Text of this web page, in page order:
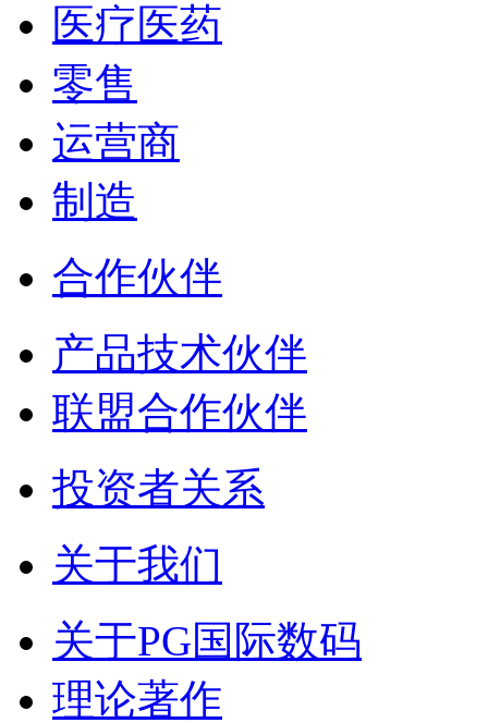
医疗医药
零售
运营商
制造
合作伙伴
产品技术伙伴
联盟合作伙伴
投资者关系
关于我们
关于PG国际数码
理论著作